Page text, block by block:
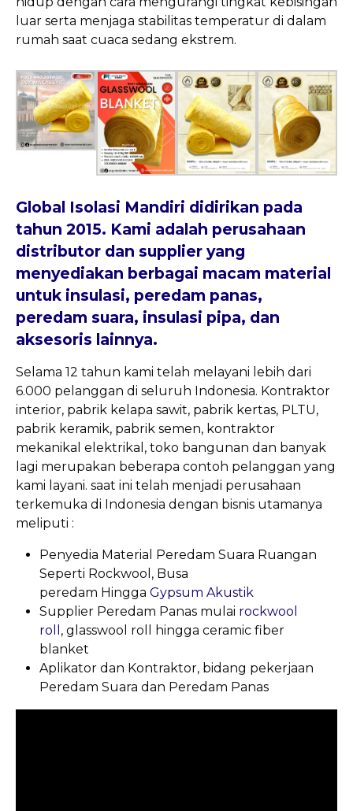
luar serta menjaga stabilitas temperatur di dalam
rumah saat cuaca sedang ekstrem.
Global Isolasi Mandiri didirikan pada
tahun 2015. Kami adalah perusahaan
distributor dan supplier yang
menyediakan berbagai macam material
untuk insulasi, peredam panas,
peredam suara, insulasi pipa, dan
aksesoris lainnya.
Selama 12 tahun kami telah melayani lebih dari
6.000 pelanggan di seluruh Indonesia. Kontraktor
interior, pabrik kelapa sawit, pabrik kertas, PLTU,
pabrik keramik, pabrik semen, kontraktor
mekanikal elektrikal, toko bangunan dan banyak
lagi merupakan beberapa contoh pelanggan yang
kami layani. saat ini telah menjadi perusahaan
terkemuka di Indonesia dengan bisnis utamanya
meliputi :
Penyedia Material Peredam Suara Ruangan
Seperti Rockwool, Busa
peredam Hingga Gypsum Akustik
Supplier Peredam Panas mulai rockwool
roll , glasswool roll hingga ceramic fiber
blanket
Aplikator dan Kontraktor, bidang pekerjaan
Peredam Suara dan Peredam Panas